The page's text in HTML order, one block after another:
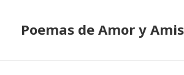
Poemas de Amor y